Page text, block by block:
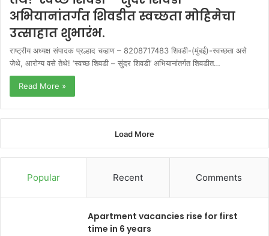
अभियानांतर्गत शिवडीत स्वच्छता मोहिमेचा
उत्साहात शुभारंभ.
राष्ट्रीय अध्यक्ष संपादक प्रल्हाद चव्हाण – 8208717483 शिवडी-(मुंबई)-स्वच्छता असे
जेथे, आरोग्य वसे तेथे! ‘स्वच्छ शिवडी – सुंदर शिवडी’ अभियानांतर्गत शिवडीत…
Read More »
Load More
Popular Recent Comments
Apartment vacancies rise for first
time in 6 years